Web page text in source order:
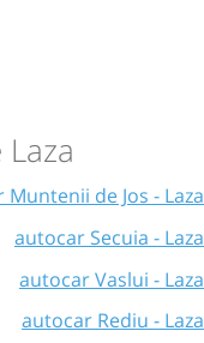
de Jos - Laza
autocar Secuia - Laza
autocar Vaslui - Laza
autocar Rediu - Laza